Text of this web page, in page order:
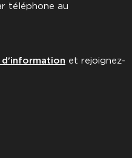
téléphone au
d'information et rejoignez-